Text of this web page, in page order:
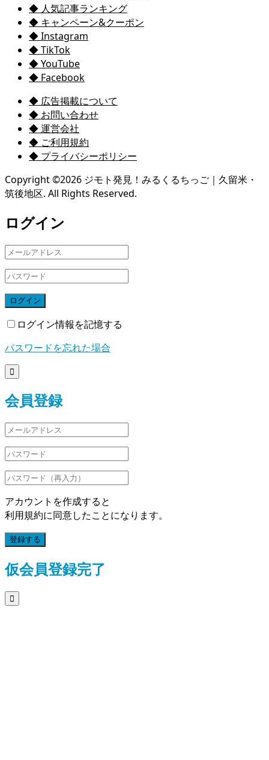
◆ 人気記事ランキング
◆ キャンペーン&クーポン
◆ Instagram
◆ TikTok
◆ YouTube
◆ Facebook
◆ 広告掲載について
◆ お問い合わせ
◆ 運営会社
◆ ご利用規約
◆ プライバシーポリシー
Copyright ©2026 ジモト発見！みるくるちっご｜久留米・
筑後地区. All Rights Reserved.
ログイン
ログイン
ログイン情報を記憶する
パスワードを忘れた場合

会員登録
アカウントを作成すると
利用規約に同意したことになります。
登録する
仮会員登録完了
